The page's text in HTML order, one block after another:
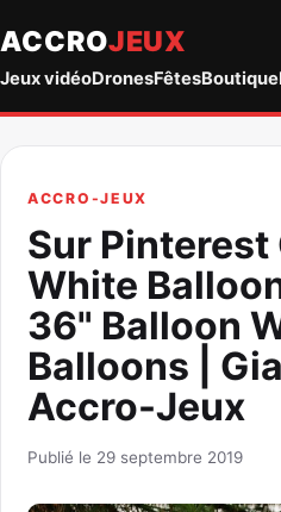
ACCROJEUX
Jeux vidéoDronesFêtesBoutique
ACCRO-JEUX
Sur Pinterest
White
36" Balloon
Balloons |
Accro-Jeux
Publié le 29 septembre 2019